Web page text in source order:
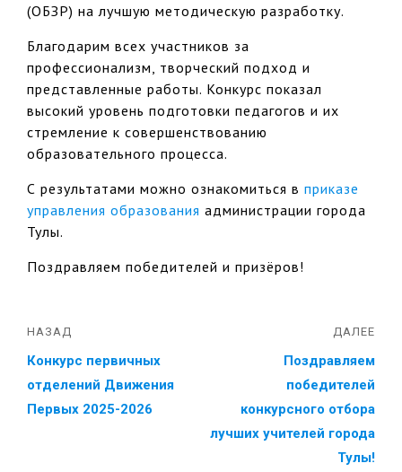
(ОБЗР) на лучшую методическую разработку.
Благодарим всех участников за
профессионализм, творческий подход и
представленные работы. Конкурс показал
высокий уровень подготовки педагогов и их
стремление к совершенствованию
образовательного процесса.
С результатами можно ознакомиться в приказе
управления образования администрации города
Тулы.
Поздравляем победителей и призёров!
НАЗАД
Конкурс первичных
отделений Движения
Первых 2025-2026
ДАЛЕЕ
Поздравляем
победителей
конкурсного отбора
лучших учителей города
Тулы!